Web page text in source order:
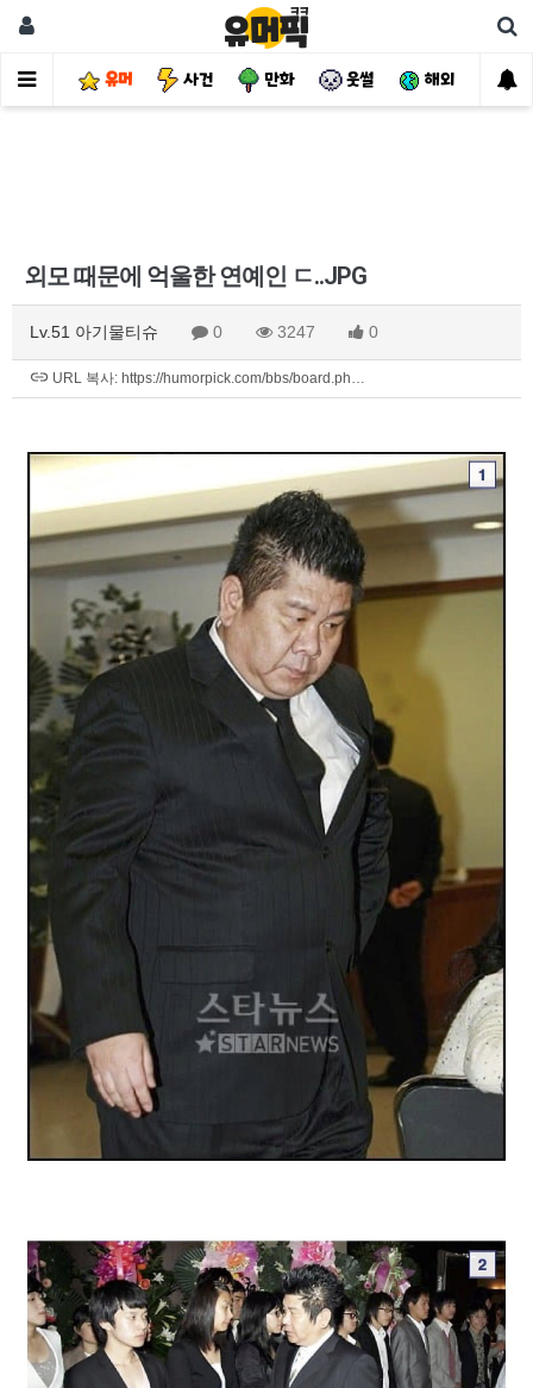
유머 사건 만화 웃썰 해외 핫
외모 때문에 억울한 연예인 ㄷ..JPG
Lv.51 아기물티슈 0 3247 0
URL 복사: https://humorpick.com/bbs/board.ph…